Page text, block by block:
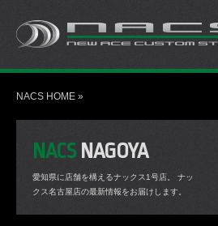
NACS HOME »
NACSNAGOYA
愛知県に店舗を構えるナックス1号店。
ナッ
クス名古屋店の最新情報をお届けします。